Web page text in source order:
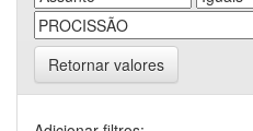
Retornar valores